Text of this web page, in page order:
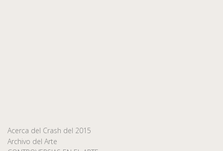
Acerca del Crash del 2015
Archivo del Arte